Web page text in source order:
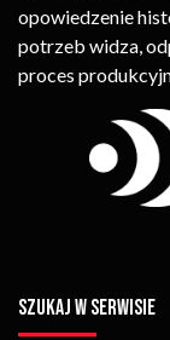
opowiedzenie
potrzeb widza,
proces
SZUKAJ W SERWISIE